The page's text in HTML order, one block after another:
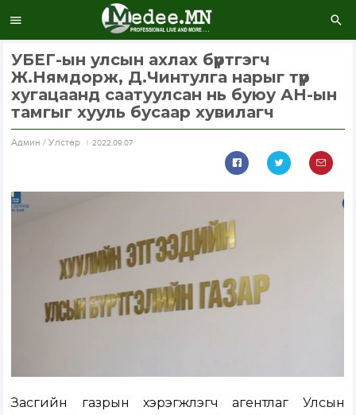
УБЕГ-ын улсын ахлах бүртгэгч
Ж.Нямдорж, Д.Чинтулга нарыг түр
хугацаанд саатуулсан нь буюу АН-ын
тамгыг хууль бусаар хувилагч
Aдмин / Улстөр 2022.09.07
Засгийн газрын хэрэгжүүлэгч агентлаг Улсын